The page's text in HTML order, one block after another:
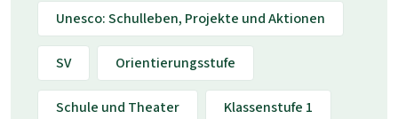
Unesco: Schulleben, Projekte und Aktionen
SV Orientierungsstufe
Schule und Theater Klassenstufe 1